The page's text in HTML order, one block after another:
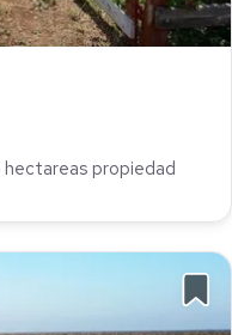
hectareas propiedad